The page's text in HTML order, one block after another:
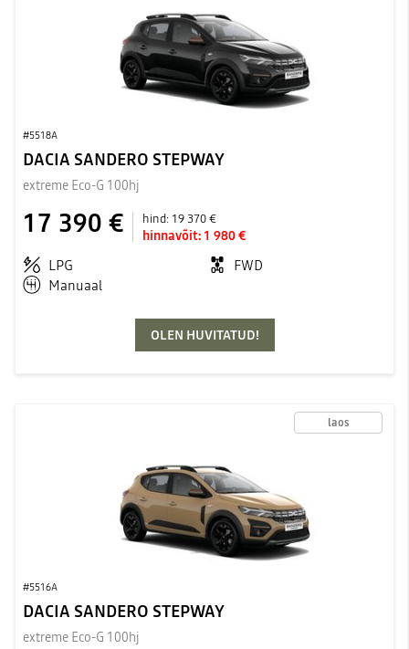
#5518A
DACIA SANDERO STEPWAY
extreme Eco-G 100hj
17 390 € hind: 19 370 €
hinnavõit: 1 980 €
LPG
FWD
Manuaal
OLEN HUVITATUD!
laos
#5516A
DACIA SANDERO STEPWAY
extreme Eco-G 100hj